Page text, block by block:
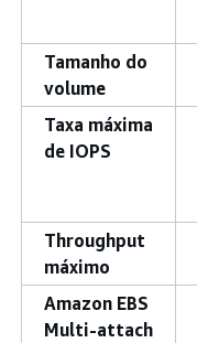
Tamanho do
volume
Taxa máxima
de IOPS
Throughput
máximo
Amazon EBS
Multi-attach